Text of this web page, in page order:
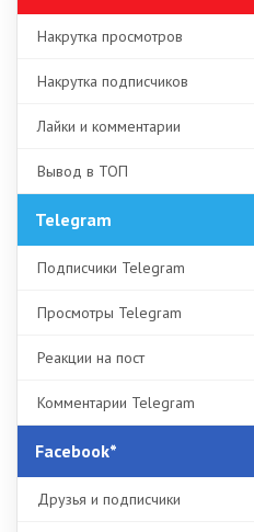
Накрутка просмотров
Накрутка подписчиков
Лайки и комментарии
Вывод в ТОП
Telegram
Подписчики Telegram
Просмотры Telegram
Реакции на пост
Комментарии Telegram
Facebook*
Друзья и подписчики